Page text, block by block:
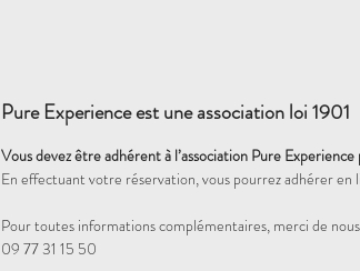
Pure Experience est une association loi 1901
Vous devez être adhérent à l’association Pure
En effectuant votre réservation, vous pourrez adhérer en
Pour toutes informations complémentaires, merci de
09 77 31 15 50